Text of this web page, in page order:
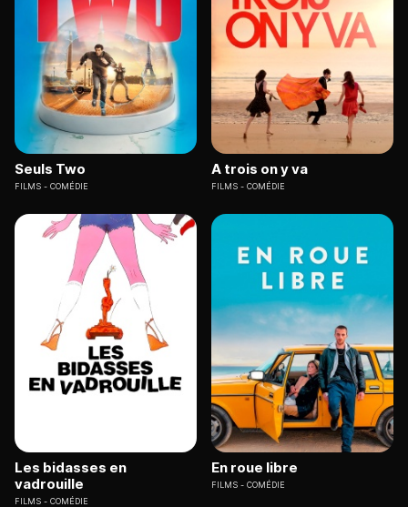
Seuls Two
FILMS COMÉDIE
A trois on y va
FILMS COMÉDIE
Les bidasses en
vadrouille
FILMS COMÉDIE
En roue libre
FILMS COMÉDIE